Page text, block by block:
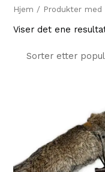
Hjem / Produkter med
Viser det ene